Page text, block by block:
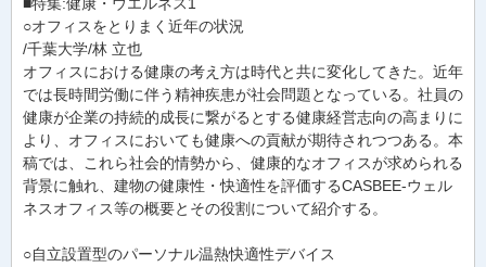
○オフィスをとりまく近年の状況
/千葉大学/林 立也
オフィスにおける健康の考え方は時代と共に変化してきた。近年
では長時間労働に伴う精神疾患が社会問題となっている。社員の
健康が企業の持続的成長に繋がるとする健康経営志向の高まりに
より、オフィスにおいても健康への貢献が期待されつつある。本
稿では、これら社会的情勢から、健康的なオフィスが求められる
背景に触れ、建物の健康性・快適性を評価するCASBEE-ウェル
ネスオフィス等の概要とその役割について紹介する。
○自立設置型のパーソナル温熱快適性デバイス